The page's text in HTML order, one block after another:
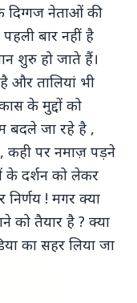
के दिग्गज नेताओं की
बार नहीं है
शुरु हो जाते हैं।
और तालियां भी
के मुद्दों को
बदले जा रहे है ,
कही पर नमाज़ पड़ने
के दर्शन को लेकर
! मगर क्या
को तैयार है ? क्या
का सहर लिया जा